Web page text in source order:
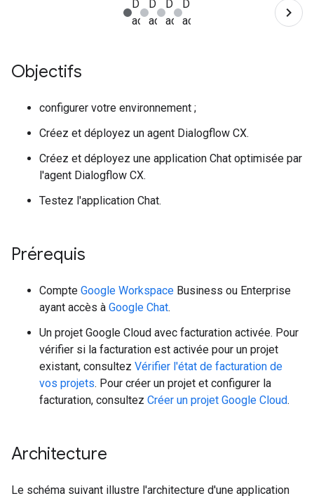
Objectifs
configurer votre environnement ;
Créez et déployez un agent Dialogflow CX.
Créez et déployez une application Chat optimisée par
l'agent Dialogflow CX.
Testez l'application Chat.
Prérequis
Compte Google Workspace Business ou Enterprise
ayant accès à Google Chat.
Un projet Google Cloud avec facturation activée. Pour
vérifier si la facturation est activée pour un projet
existant, consultez Vérifier l'état de facturation de
vos projets. Pour créer un projet et configurer la
facturation, consultez Créer un projet Google Cloud.
Architecture
Le schéma suivant illustre l'architecture d'une application